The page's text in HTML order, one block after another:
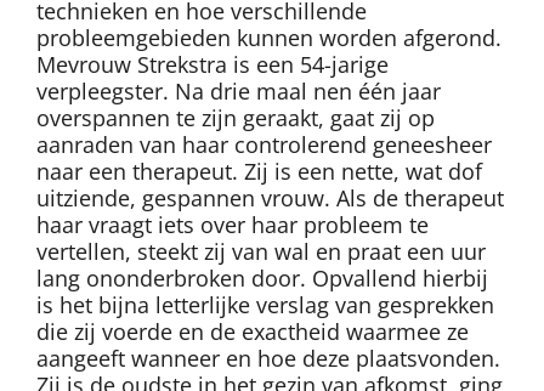
technieken en hoe verschillende
probleemgebieden kunnen worden afgerond.
Mevrouw Strekstra is een 54-jarige
verpleegster. Na drie maal nen één jaar
overspannen te zijn geraakt, gaat zij op
aanraden van haar controlerend geneesheer
naar een therapeut. Zij is een nette, wat dof
uitziende, gespannen vrouw. Als de therapeut
haar vraagt iets over haar probleem te
vertellen, steekt zij van wal en praat een uur
lang ononderbroken door. Opvallend hierbij
is het bijna letterlijke verslag van gesprekken
die zij voerde en de exactheid waarmee ze
aangeeft wanneer en hoe deze plaatsvonden.
Zij is de oudste in het gezin van afkomst, ging